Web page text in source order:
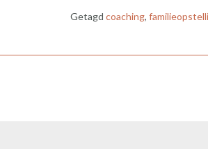
Getagd coaching,